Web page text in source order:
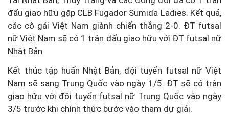
đấu giao hữu gặp CLB Fugador Sumida Ladies. Kết quả,
các cô gái Việt Nam giành chiến thắng 2-0. ĐT futsal
nữ Việt Nam sẽ có 1 trận đấu giao hữu với ĐT futsal nữ
Nhật Bản.
Kết thúc tập huấn Nhật Bản, đội tuyển futsal nữ Việt
Nam sẽ sang Trung Quốc vào ngày 1/5. ĐT sẽ có trận
giao hữu với đội tuyển futsal nữ Trung Quốc vào ngày
3/5 trước khi chính thức bước vào tham dự giải.